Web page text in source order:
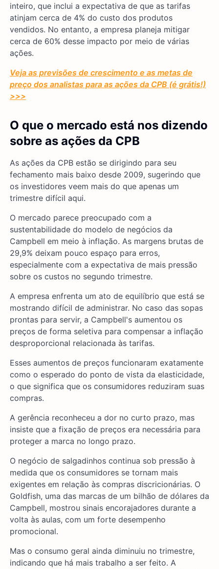
inteiro, que inclui a expectativa de que as tarifas
atinjam cerca de 4% do custo dos produtos
vendidos. No entanto, a empresa planeja mitigar
cerca de 60% desse impacto por meio de várias
ações.
Veja as previsões de crescimento e as metas de
preço dos analistas para as ações da CPB (é grátis!)
>>>
O que o mercado está nos dizendo
sobre as ações da CPB
As ações da CPB estão se dirigindo para seu
fechamento mais baixo desde 2009, sugerindo que
os investidores veem mais do que apenas um
trimestre difícil aqui.
O mercado parece preocupado com a
sustentabilidade do modelo de negócios da
Campbell em meio à inflação. As margens brutas de
29,9% deixam pouco espaço para erros,
especialmente com a expectativa de mais pressão
sobre os custos no segundo trimestre.
A empresa enfrenta um ato de equilíbrio que está se
mostrando difícil de administrar. No caso das sopas
prontas para servir, a Campbell's aumentou os
preços de forma seletiva para compensar a inflação
desproporcional relacionada às tarifas.
Esses aumentos de preços funcionaram exatamente
como o esperado do ponto de vista da elasticidade,
o que significa que os consumidores reduziram suas
compras.
A gerência reconheceu a dor no curto prazo, mas
insiste que a fixação de preços era necessária para
proteger a marca no longo prazo.
O negócio de salgadinhos continua sob pressão à
medida que os consumidores se tornam mais
exigentes em relação às compras discricionárias. O
Goldfish, uma das marcas de um bilhão de dólares da
Campbell, mostrou sinais encorajadores durante a
volta às aulas, com um forte desempenho
promocional.
Mas o consumo geral ainda diminuiu no trimestre,
indicando que há mais trabalho a ser feito. A